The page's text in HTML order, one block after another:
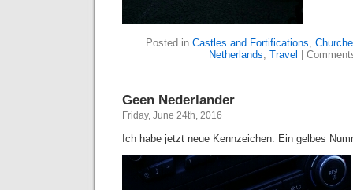
Posted in Castles and Fortifications,
Netherlands, Travel
Geen Nederlander
Friday, June 24th, 2016
Ich habe jetzt neue Kennzeichen. Ein gelbes